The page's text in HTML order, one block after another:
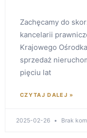
Zachęcamy do
kancelarii
Krajowego
sprzedaż
pięciu lat
CZYTAJ DALEJ »
2025-02-26 Brak